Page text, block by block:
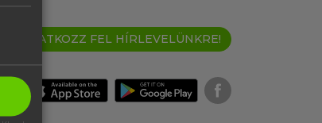
IRATKOZZ FEL HÍRLEVELÜNKRE!